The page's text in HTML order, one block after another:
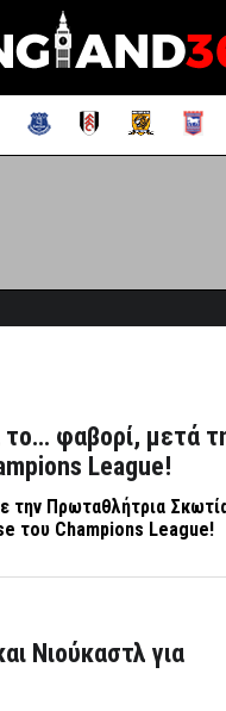
το… φαβορί, μετά
League!
την Πρωταθλήτρια
του Champions League!
Νιούκαστλ για